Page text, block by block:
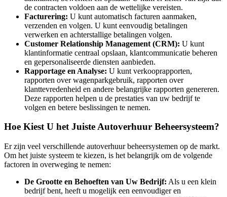
de contracten voldoen aan de wettelijke vereisten.
Facturering: U kunt automatisch facturen aanmaken,
verzenden en volgen. U kunt eenvoudig betalingen
verwerken en achterstallige betalingen volgen.
Customer Relationship Management (CRM): U kunt
klantinformatie centraal opslaan, klantcommunicatie beheren
en gepersonaliseerde diensten aanbieden.
Rapportage en Analyse: U kunt verkooprapporten,
rapporten over wagenparkgebruik, rapporten over
klanttevredenheid en andere belangrijke rapporten genereren.
Deze rapporten helpen u de prestaties van uw bedrijf te
volgen en betere beslissingen te nemen.
Hoe Kiest U het Juiste Autoverhuur Beheersysteem?
Er zijn veel verschillende autoverhuur beheersystemen op de markt.
Om het juiste systeem te kiezen, is het belangrijk om de volgende
factoren in overweging te nemen:
De Grootte en Behoeften van Uw Bedrijf: Als u een klein
bedrijf bent, heeft u mogelijk een eenvoudiger en